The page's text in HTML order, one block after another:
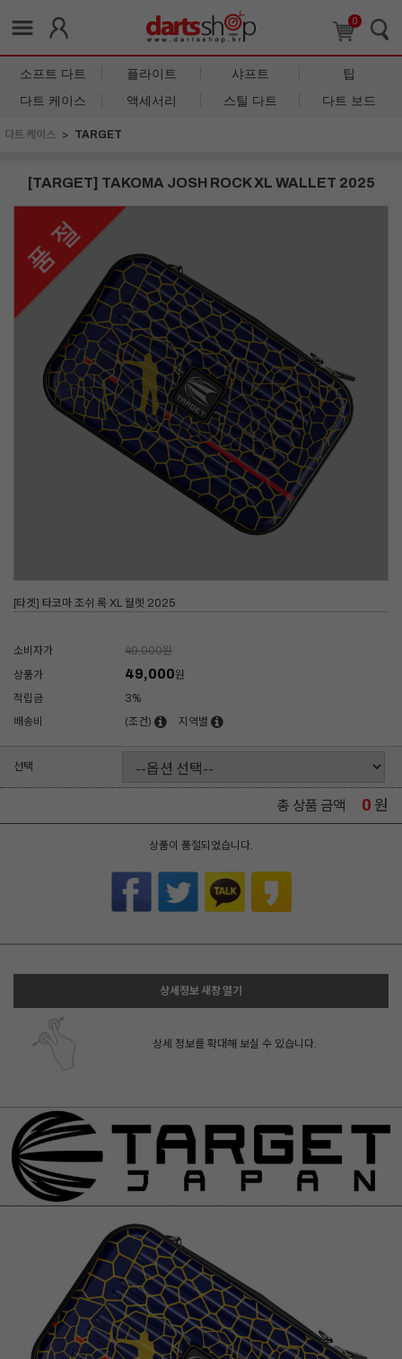
0
소프트 다트 플라이트 샤프트
팁
다트 케이스
액세서리 스틸 다트 다트 보드
다트 케이스 TARGET
[TARGET] TAKOMA JOSH ROCK XL WALLET 2025
[타겟] 타코마 조쉬 록 XL 월렛 2025
소비자가 49,000원
상품가
49,000원
적립금
3%
배송비
(조건) 지역별
선택
총 상품 금액 0 원
상품이 품절되었습니다.
상세정보 새창 열기
상세 정보를 확대해 보실 수 있습니다.